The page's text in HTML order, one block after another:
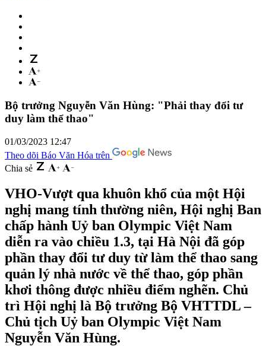
Bộ trưởng Nguyễn Văn Hùng: "Phải thay đổi tư
duy làm thể thao"
01/03/2023 12:47
Theo dõi Báo Văn Hóa trên
Chia sẻ
VHO-Vượt qua khuôn khổ của một Hội
nghị mang tính thường niên, Hội nghị Ban
chấp hành Uỷ ban Olympic Việt Nam
diễn ra vào chiều 1.3, tại Hà Nội đã góp
phần thay đổi tư duy từ làm thể thao sang
quản lý nhà nước về thể thao, góp phần
khơi thông được nhiều điểm nghẽn. Chủ
trì Hội nghị là Bộ trưởng Bộ VHTTDL –
Chủ tịch Uỷ ban Olympic Việt Nam
Nguyễn Văn Hùng.